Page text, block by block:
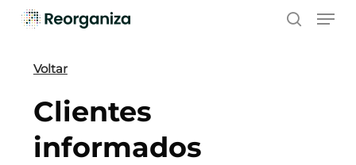
Skip
contentVoltar
Clientes
informados